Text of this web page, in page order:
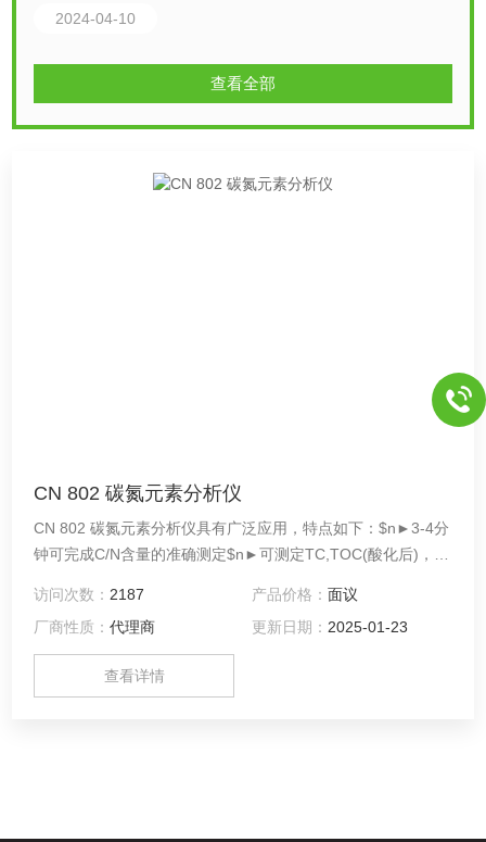
2024-04-10
查看全部
CN 802 碳氮元素分析仪
CN 802 碳氮元素分析仪具有广泛应用，特点如下：$n►3-4分
钟可完成C/N含量的准确测定$n►可测定TC,TOC(酸化后)，
访问次数： 2187 产品价格： 面议
厂商性质：代理商 更新日期： 2025-01-23
查看详情